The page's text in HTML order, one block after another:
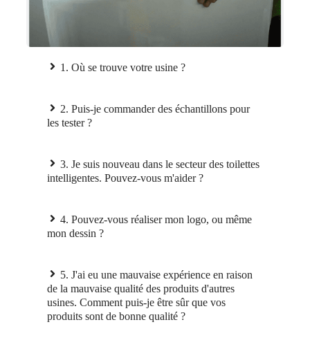
1. Où se trouve votre usine ?
2. Puis-je commander des échantillons pour
les tester ?
3. Je suis nouveau dans le secteur des toilettes
intelligentes. Pouvez-vous m'aider ?
4. Pouvez-vous réaliser mon logo, ou même
mon dessin ?
5. J'ai eu une mauvaise expérience en raison
de la mauvaise qualité des produits d'autres
usines. Comment puis-je être sûr que vos
produits sont de bonne qualité ?